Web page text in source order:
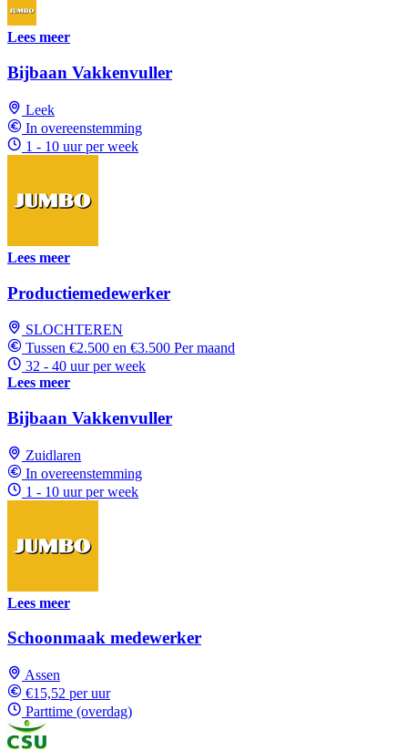
Lees meer
Bijbaan Vakkenvuller
Leek
In overeenstemming
1 - 10 uur per week
Lees meer
Productiemedewerker
SLOCHTEREN
Tussen €2.500 en €3.500 Per maand
32 - 40 uur per week
Lees meer
Bijbaan Vakkenvuller
Zuidlaren
In overeenstemming
1 - 10 uur per week
Lees meer
Schoonmaak medewerker
Assen
€15,52 per uur
Parttime (overdag)